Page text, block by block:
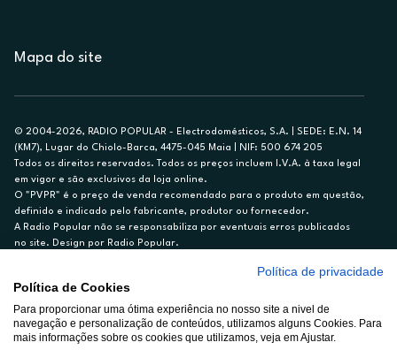
Mapa do site
© 2004-2026, RADIO POPULAR - Electrodomésticos, S.A. | SEDE: E.N. 14
(KM7), Lugar do Chiolo-Barca, 4475-045 Maia | NIF: 500 674 205
Todos os direitos reservados. Todos os preços incluem I.V.A. à taxa legal
em vigor e são exclusivos da loja online.
O "PVPR" é o preço de venda recomendado para o produto em questão,
definido e indicado pelo fabricante, produtor ou fornecedor.
A Radio Popular não se responsabiliza por eventuais erros publicados
no site. Design por Radio Popular.
Ex. para limite de crédito de €1.500, reembolsado em 12 meses, TAN
14,79%.
Crédito sujeito a aprovação pelo Cetelem, marca BNP Paribas Personal
Finance, S.A., Sucursal em Portugal. Informe-se no 21 721 90 00 (dias
Política de privacidade
Política de Cookies
Para proporcionar uma ótima experiência no nosso site a nivel de
navegação e personalização de conteúdos, utilizamos alguns Cookies. Para
mais informações sobre os cookies que utilizamos, veja em Ajustar.